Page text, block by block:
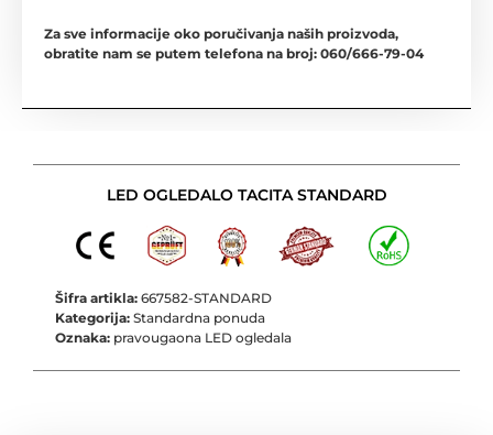
Za sve informacije oko poručivanja naših proizvoda,
obratite nam se putem telefona na broj: 060/666-79-04
LED OGLEDALO TACITA STANDARD
Šifra artikla: 667582-STANDARD
Kategorija: Standardna ponuda
Oznaka: pravougaona LED ogledala